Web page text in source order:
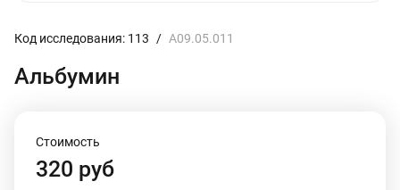
Код исследования: 113 / A09.05.011
Альбумин
Стоимость
320 руб